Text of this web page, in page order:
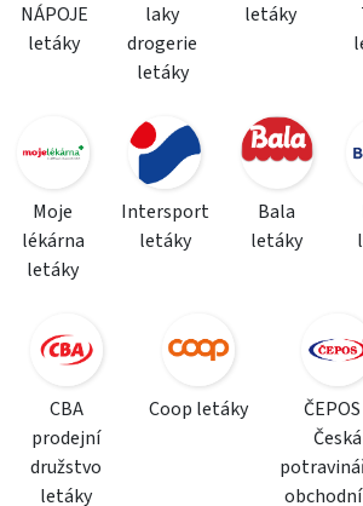
NÁPOJE
letáky
laky
drogerie
letáky
letáky
Moje
lékárna
letáky
Intersport
letáky
Bala
letáky
CBA
prodejní
družstvo
letáky
Coop letáky
Česká
obchodní